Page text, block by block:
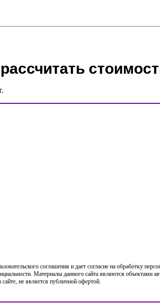
соглашения и дает согласие на обработку
Материалы данного сайта являются объектами
не является публичной офертой.